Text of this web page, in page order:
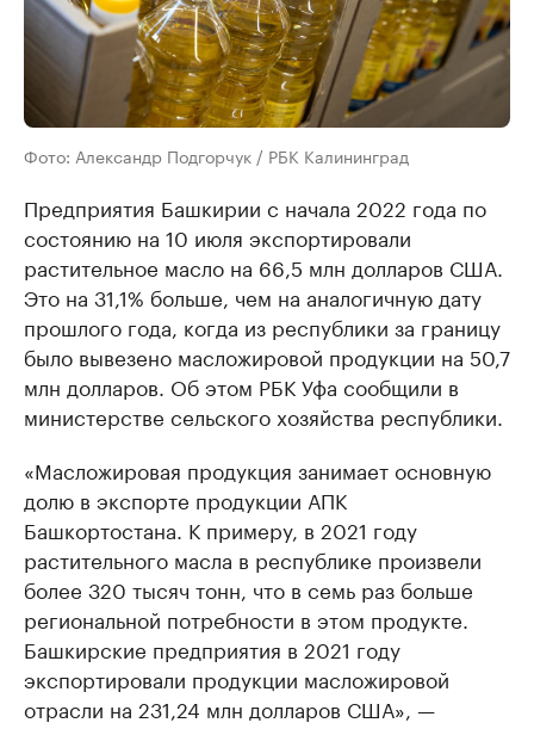
Фото: Александр Подгорчук / РБК Калининград
Предприятия Башкирии с начала 2022 года по
состоянию на 10 июля экспортировали
растительное масло на 66,5 млн долларов США.
Это на 31,1% больше, чем на аналогичную дату
прошлого года, когда из республики за границу
было вывезено масложировой продукции на 50,7
млн долларов. Об этом РБК Уфа сообщили в
министерстве сельского хозяйства республики.
«Масложировая продукция занимает основную
долю в экспорте продукции АПК
Башкортостана. К примеру, в 2021 году
растительного масла в республике произвели
более 320 тысяч тонн, что в семь раз больше
региональной потребности в этом продукте.
Башкирские предприятия в 2021 году
экспортировали продукции масложировой
отрасли на 231,24 млн долларов США», —